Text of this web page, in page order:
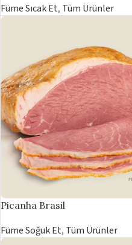
Füme Sıcak Et, Tüm Ürünler
Picanha Brasil
Füme Soğuk Et, Tüm Ürünler